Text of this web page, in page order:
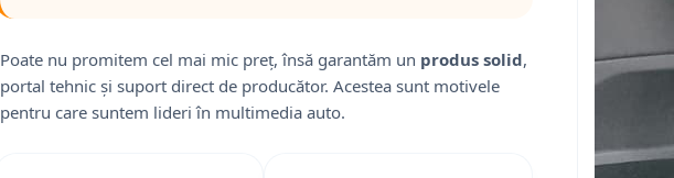
Poate nu promitem cel mai mic preț, însă garantăm un produs solid,
portal tehnic și suport direct de producător. Acestea sunt motivele
pentru care suntem lideri în multimedia auto.